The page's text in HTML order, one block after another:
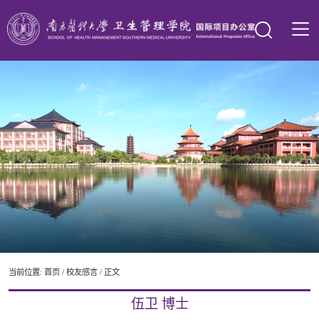
当前位置: 首页/ 校友感言/ 正文
伍卫 博士